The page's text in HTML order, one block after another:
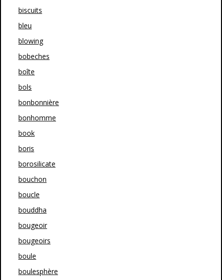
biscuits
bleu
blowing
bobeches
boîte
bols
bonbonnière
bonhomme
book
boris
borosilicate
bouchon
boucle
bouddha
bougeoir
bougeoirs
boule
boulesphère